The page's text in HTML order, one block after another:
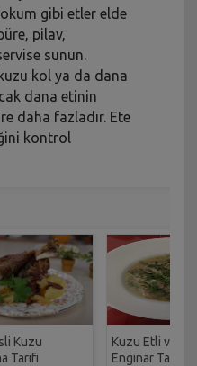
gibi etler elde
pilav,
sunun.
kol ya da dana
dana etinin
daha fazladır. Ete
kontrol
Kuzu
Tarifi
Kuzu Etli ve İç
Enginar Tarifi